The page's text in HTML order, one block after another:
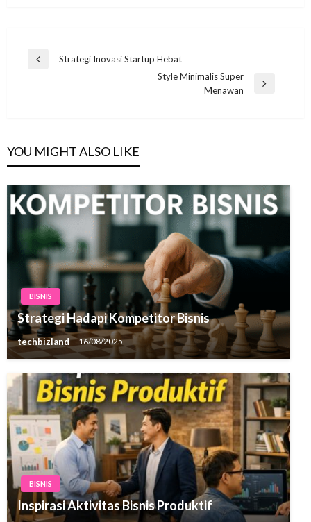
Navigasi
Previous
Strategi Inovasi Startup Hebat
Style Minimalis Super
Menawan
YOU MIGHT ALSO LIKE
BISNIS
Strategi Hadapi Kompetitor Bisnis
techbizland 16/08/2025
BISNIS
Inspirasi Aktivitas Bisnis Produktif